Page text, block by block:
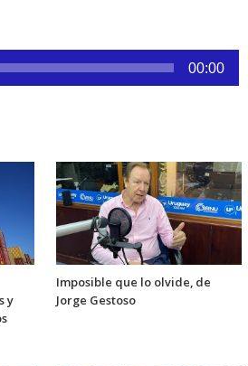
00:00
y
Imposible que lo olvide, de
Jorge Gestoso